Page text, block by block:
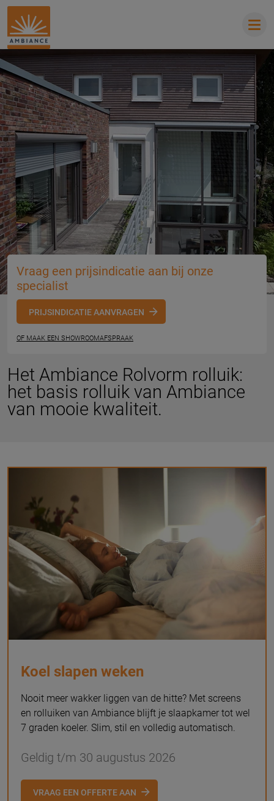
Vraag een prijsindicatie aan bij onze
specialist
PRIJSINDICATIE AANVRAGEN
OF MAAK EEN SHOWROOMAFSPRAAK
Het Ambiance Rolvorm rolluik:
het basis rolluik van Ambiance
van mooie kwaliteit.
Koel slapen weken
Nooit meer wakker liggen van de hitte? Met screens
en rolluiken van Ambiance blijft je slaapkamer tot wel
7 graden koeler. Slim, stil en volledig automatisch.
Geldig t/m 30 augustus 2026
VRAAG EEN OFFERTE AAN